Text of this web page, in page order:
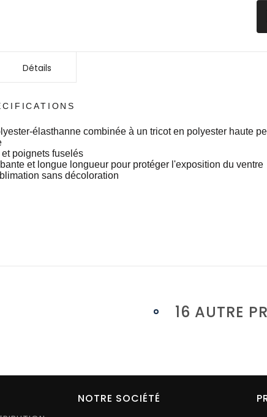
Détails
élasthanne combinée à un tricot en polyester haute
poignets fuselés
et longue longueur pour protéger l'exposition du ventre
sans décoloration
16 AUTRE
NOTRE SOCIÉTÉ